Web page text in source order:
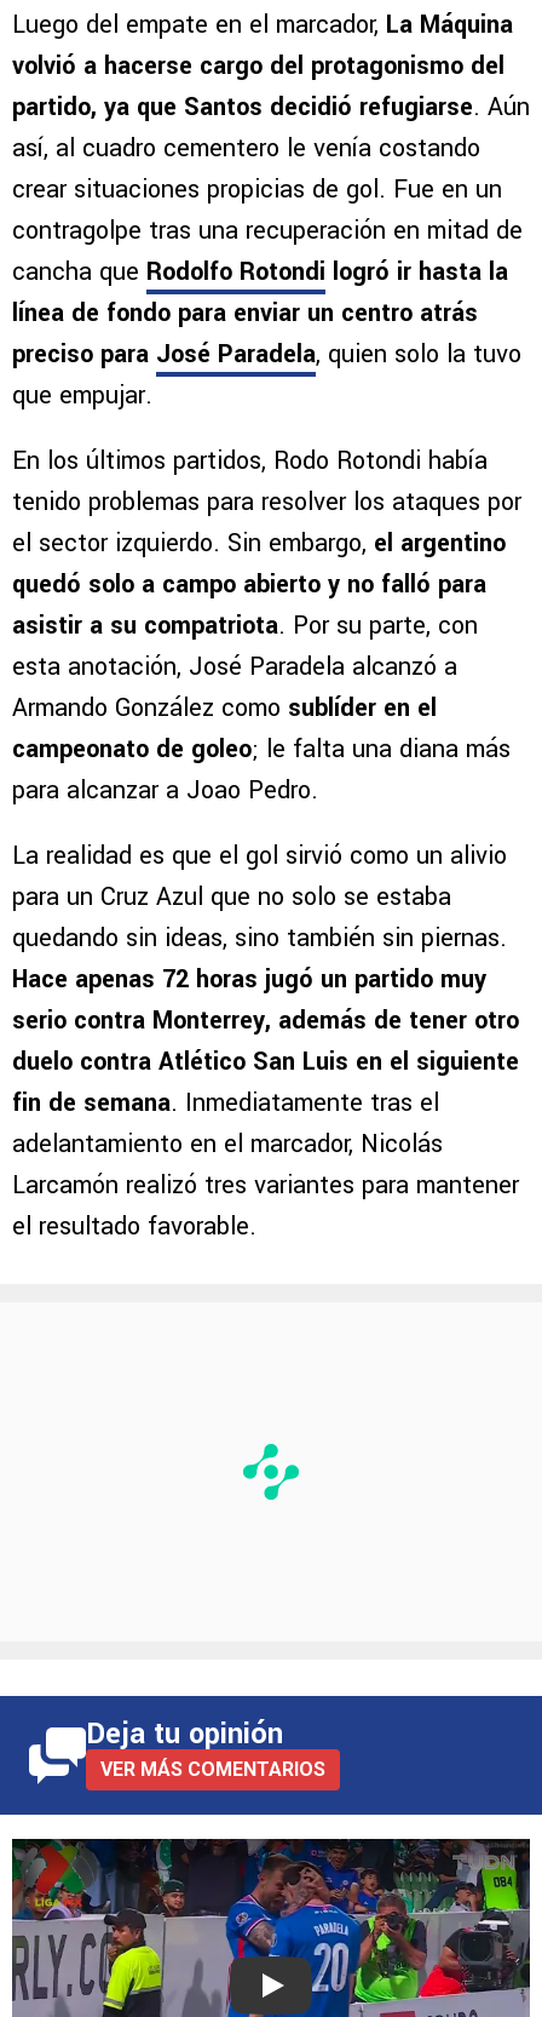
Luego del empate en el marcador, La Máquina
volvió a hacerse cargo del protagonismo del
partido, ya que Santos decidió refugiarse. Aún
así, al cuadro cementero le venía costando
crear situaciones propicias de gol. Fue en un
contragolpe tras una recuperación en mitad de
cancha que Rodolfo Rotondi logró ir hasta la
línea de fondo para enviar un centro atrás
preciso para José Paradela, quien solo la tuvo
que empujar.
En los últimos partidos, Rodo Rotondi había
tenido problemas para resolver los ataques por
el sector izquierdo. Sin embargo, el argentino
quedó solo a campo abierto y no falló para
asistir a su compatriota. Por su parte, con
esta anotación, José Paradela alcanzó a
Armando González como sublíder en el
campeonato de goleo; le falta una diana más
para alcanzar a Joao Pedro.
La realidad es que el gol sirvió como un alivio
para un Cruz Azul que no solo se estaba
quedando sin ideas, sino también sin piernas.
Hace apenas 72 horas jugó un partido muy
serio contra Monterrey, además de tener otro
duelo contra Atlético San Luis en el siguiente
fin de semana. Inmediatamente tras el
adelantamiento en el marcador, Nicolás
Larcamón realizó tres variantes para mantener
el resultado favorable.
Deja tu opinión
VER MÁS COMENTARIOS
Play